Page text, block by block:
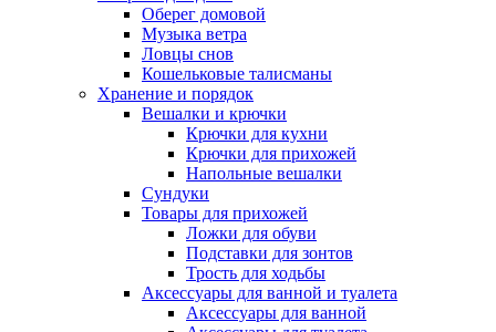
Оберег домовой
Музыка ветра
Ловцы снов
Кошельковые талисманы
Хранение и порядок
Вешалки и крючки
Крючки для кухни
Крючки для прихожей
Напольные вешалки
Сундуки
Товары для прихожей
Ложки для обуви
Подставки для зонтов
Трость для ходьбы
Аксессуары для ванной и туалета
Аксессуары для ванной